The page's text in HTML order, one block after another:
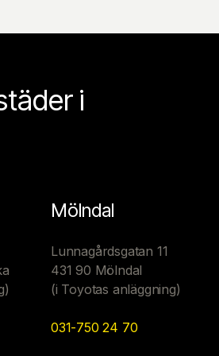
i
Mölndal
Lunnagårdsgatan 11
431 90 Mölndal
(i Toyotas anläggning)
031-750 24 70